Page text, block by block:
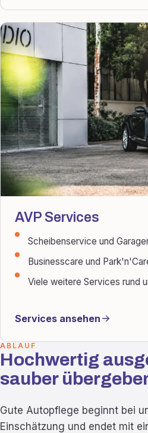
AVP Services
Scheibenservice und
Businesscare und
Viele weitere Services rund
Services ansehen
ABLAUF
Hochwertig
sauber
Gute Autopflege beginnt bei
Einschätzung und endet mit